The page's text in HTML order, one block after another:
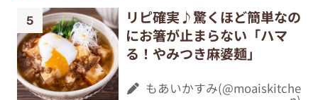
リピ確実♪驚くほど簡単なの
にお箸が止まらない「ハマ
る！やみつき麻婆麺」
もあいかすみ(@moaiskitche